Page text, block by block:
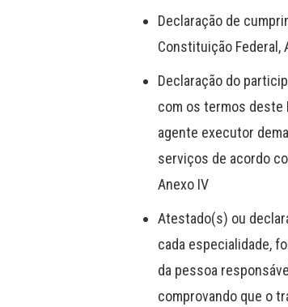
Declaração de
Constituição Federal,
Declaração do
com os termos deste
agente executor
serviços de acordo
Anexo IV
Atestado(s) ou
cada especialidade,
da pessoa
comprovando que o